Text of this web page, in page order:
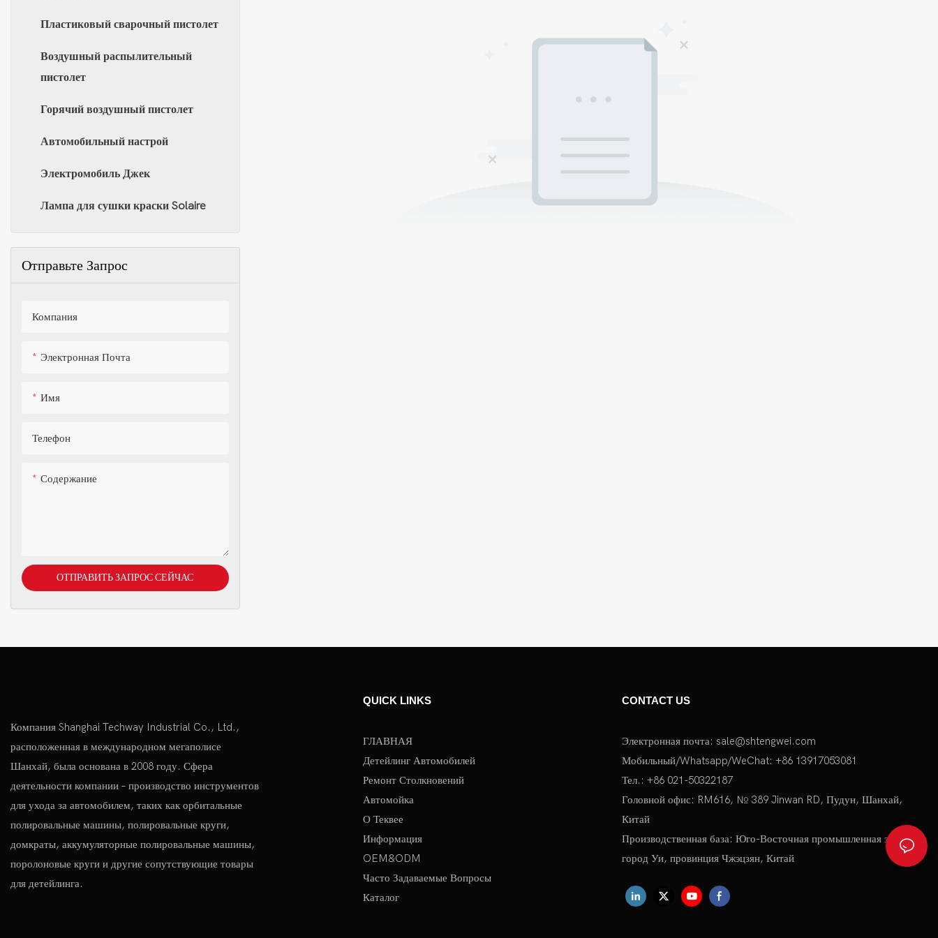
Пластиковый сварочный пистолет
Воздушный распылительный
пистолет
Горячий воздушный пистолет
Автомобильный настрой
Электромобиль Джек
Лампа для сушки краски Solaire
Отправьте Запрос
Компания
Электронная Почта
Имя
Телефон
Содержание
ОТПРАВИТЬ ЗАПРОС СЕЙЧАС
Компания Shanghai Techway Industrial Co., Ltd.,
расположенная в международном мегаполисе
Шанхай, была основана в 2008 году. Сфера
деятельности компании – производство инструментов
для ухода за автомобилем, таких как орбитальные
полировальные машины, полировальные круги,
домкраты, аккумуляторные полировальные машины,
поролоновые круги и другие сопутствующие товары
для детейлинга.
QUICK LINKS
ГЛАВНАЯ
Детейлинг Автомобилей
Ремонт Столкновений
Автомойка
О Теквее
Информация
OEM&ODM
Часто Задаваемые Вопросы
Каталог
CONTACT US
Электронная почта: sale@shtengwei.com
Мобильный/Whatsapp/WeChat: +86 13917053081
Тел.: +86 021-50322187
Головной офис: RM616, № 389 Jinwan RD, Пудун, Шанхай,
Китай
Производственная база: Юго-Восточная промышленная зона,
город Уи, провинция Чжэцзян, Китай